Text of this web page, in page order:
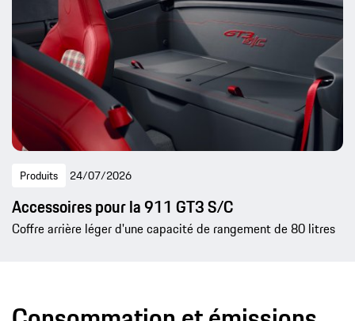
Produits 24/07/2026
Accessoires pour la 911 GT3 S/C
Coffre arrière léger d'une capacité de rangement de 80 litres